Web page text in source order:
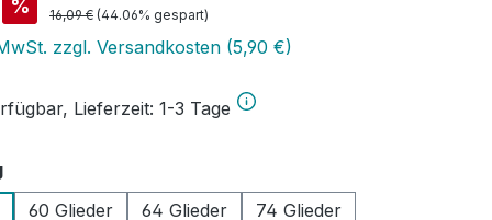
% Regulärer Preis:
16,09 € (44.06% gespart)
zzgl. Versandkosten (5,90 €)
Lieferzeit: 1-3 Tage
auswählen
60 Glieder 64 Glieder 74 Glieder